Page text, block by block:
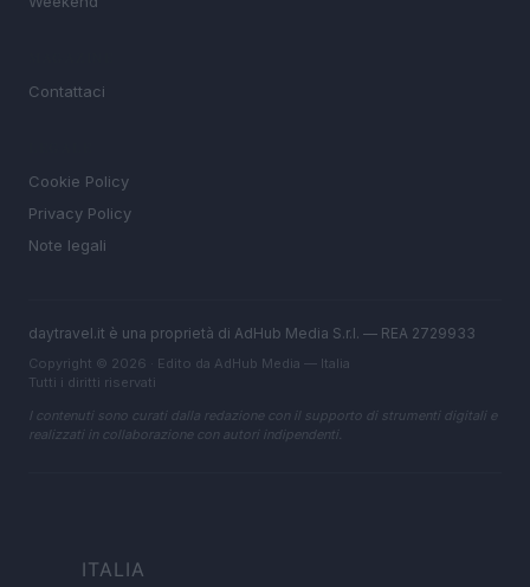
Contattaci
Cookie Policy
Privacy Policy
Note legali
daytravel.it è una proprietà di AdHub Media S.r.l. — REA 2729933
Copyright © 2026 · Edito da AdHub Media — Italia
Tutti i diritti riservati
I contenuti sono curati dalla redazione con il supporto di strumenti digitali e
realizzati in collaborazione con autori indipendenti.
ITALIA